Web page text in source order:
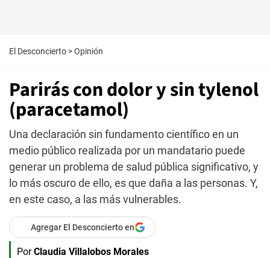
El Desconcierto >Opinión
Parirás con dolor y sin tylenol
(paracetamol)
Una declaración sin fundamento científico en un
medio público realizada por un mandatario puede
generar un problema de salud pública significativo, y
lo más oscuro de ello, es que daña a las personas. Y,
en este caso, a las más vulnerables.
Agregar El Desconcierto en
Por Claudia Villalobos Morales